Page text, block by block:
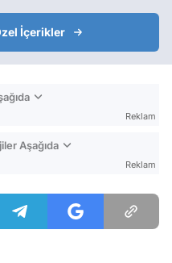
İçerikler
Reklam
Aşağıda
Reklam